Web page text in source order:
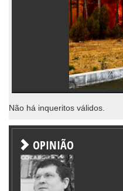
Não há inqueritos válidos.
OPINIÃO